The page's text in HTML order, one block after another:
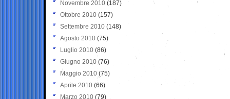
Novembre 2010 (187)
Ottobre 2010 (157)
Settembre 2010 (148)
Agosto 2010 (75)
Luglio 2010 (86)
Giugno 2010 (76)
Maggio 2010 (75)
Aprile 2010 (66)
Marzo 2010 (79)